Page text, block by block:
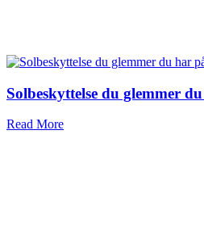
Solbeskyttelse du glemmer
Read More